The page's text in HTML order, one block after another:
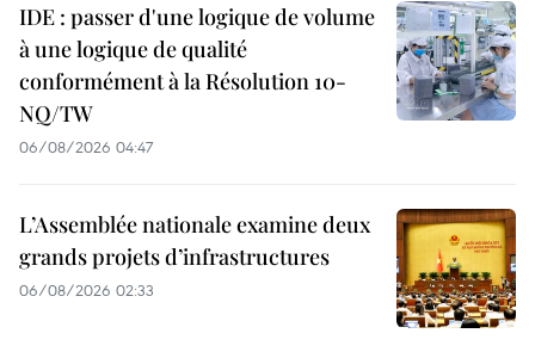
IDE : passer d'une logique de volume
à une logique de qualité
conformément à la Résolution 10-
NQ/TW
06/08/2026 04:47
L’Assemblée nationale examine deux
grands projets d’infrastructures
06/08/2026 02:33